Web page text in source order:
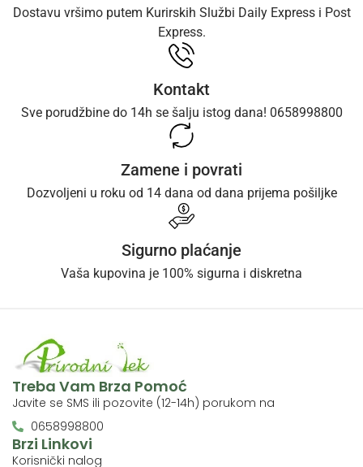
Dostavu vršimo putem Kurirskih Službi Daily Express i Post
Express.
Kontakt
Sve porudžbine do 14h se šalju istog dana! 0658998800
Zamene i povrati
Dozvoljeni u roku od 14 dana od dana prijema pošiljke
Sigurno plaćanje
Vaša kupovina je 100% sigurna i diskretna
Brzi Linkovi
Korisnički nalog
Treba Vam Brza Pomoć
Javite se SMS ili pozovite (12-14h) porukom na
0658998800